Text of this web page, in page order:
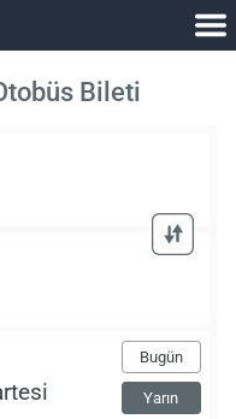
Bileti
Bugün
Yarın